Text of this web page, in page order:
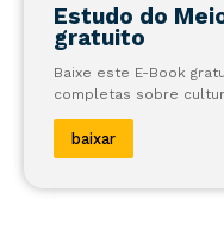
Estudo do
gratuito
Baixe este E-Book
completas sobre
baixar